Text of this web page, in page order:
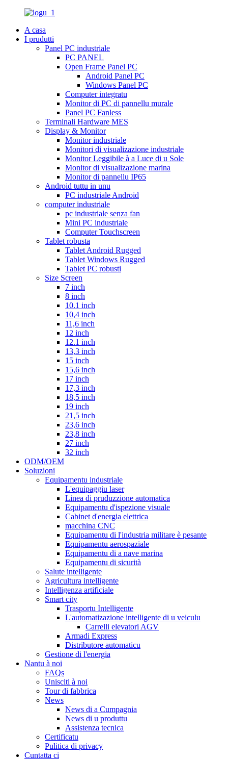
A casa
I prudutti
Panel PC industriale
PC PANEL
Open Frame Panel PC
Android Panel PC
Windows Panel PC
Computer integratu
Monitor di PC di pannellu murale
Panel PC Fanless
Terminali Hardware MES
Display & Monitor
Monitor industriale
Monitori di visualizazione industriale
Monitor Leggibile à a Luce di u Sole
Monitor di visualizazione marina
Monitor di pannellu IP65
Android tuttu in unu
PC industriale Android
computer industriale
pc industriale senza fan
Mini PC industriale
Computer Touchscreen
Tablet robusta
Tablet Android Rugged
Tablet Windows Rugged
Tablet PC robusti
Size Screen
7 inch
8 inch
10.1 inch
10,4 inch
11,6 inch
12 inch
12.1 inch
13,3 inch
15 inch
15,6 inch
17 inch
17,3 inch
18,5 inch
19 inch
21,5 inch
23,6 inch
23,8 inch
27 inch
32 inch
ODM/OEM
Soluzioni
Equipamentu industriale
L'equipaggiu laser
Linea di pruduzzione automatica
Equipamentu d'ispezione visuale
Cabinet d'energia elettrica
macchina CNC
Equipamentu di l'industria militare è pesante
Equipamentu aerospaziale
Equipamentu di a nave marina
Equipamentu di sicurità
Salute intelligente
Agricultura intelligente
Intelligenza artificiale
Smart city
Trasportu Intelligente
L'automatizazione intelligente di u veiculu
Carrelli elevatori AGV
Armadi Express
Distributore automaticu
Gestione di l'energia
Nantu à noi
FAQs
Unisciti à noi
Tour di fabbrica
News
News di a Cumpagnia
News di u produttu
Assistenza tecnica
Certificatu
Pulitica di privacy
Cuntatta ci